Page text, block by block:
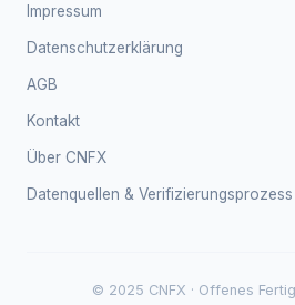
Impressum
Datenschutzerklärung
AGB
Kontakt
Über CNFX
Datenquellen & Verifizierungsprozess
© 2025 CNFX · Offenes